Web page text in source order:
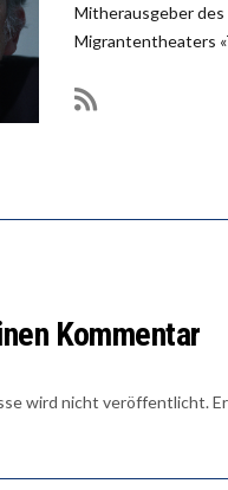
Mitherausgeber des
Migrantentheaters
Kommentar
wird nicht veröffentlicht.